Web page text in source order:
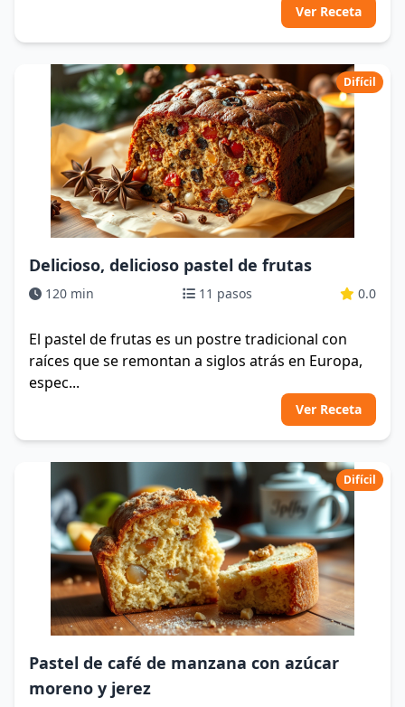
Ver Receta
Difícil
Delicioso, delicioso pastel de frutas
120 min 11 pasos 0.0
El pastel de frutas es un postre tradicional con
raíces que se remontan a siglos atrás en Europa,
espec...
Ver Receta
Difícil
Pastel de café de manzana con azúcar
moreno y jerez